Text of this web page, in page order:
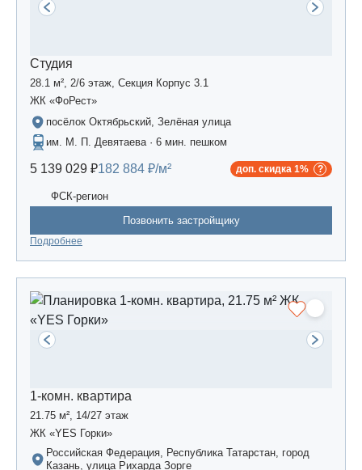
Студия
28.1 м², 2/6 этаж, Секция Корпус 3.1
ЖК «ФоРест»
посёлок Октябрьский, Зелёная улица
им. М. П. Девятаева · 6 мин. пешком
5 139 029 ₽182 884 ₽/м² доп. скидка 1%
ФСК-регион
Позвонить застройщику
Подробнее
1-комн. квартира
21.75 м², 14/27 этаж
ЖК «YES Горки»
Российская Федерация, Республика Татарстан, город
Казань, улица Рихарда Зорге